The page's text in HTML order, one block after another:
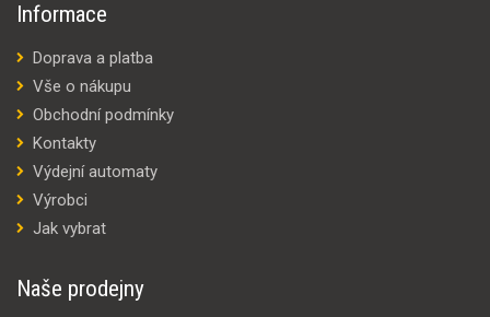
Informace
Doprava a platba
Vše o nákupu
Obchodní podmínky
Kontakty
Výdejní automaty
Výrobci
Jak vybrat
Naše prodejny